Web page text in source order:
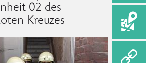
02 des
Kreuzes